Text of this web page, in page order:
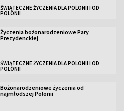
ŚWIĄTECZNE ŻYCZENIA DLA POLONII I OD
POLONII
Życzenia bożonarodzeniowe Pary
Prezydenckiej
ŚWIĄTECZNE ŻYCZENIA DLA POLONII I OD
POLONII
Bożonarodzeniowe życzenia od
najmłodszej Polonii